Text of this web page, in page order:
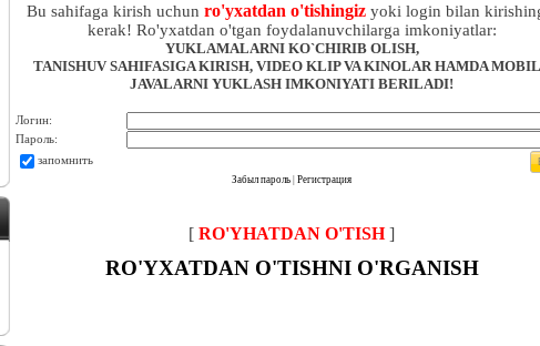
Bu sahifaga kirish uchun ro'yxatdan o'tishingizyoki login bilan
kerak! Ro'yxatdan o'tgan foydalanuvchilarga imkoniyatlar:
YUKLAMALARNI KO`CHIRIB OLISH,
TANISHUV SAHIFASIGA KIRISH, VIDEO KLIP VA KINOLAR HAMDA
JAVALARNI YUKLASH IMKONIYATI BERILADI!
Логин:
Пароль:
запомнить
Забыл пароль Регистрация
[ RO'YHATDAN O'TISH]
RO'YXATDAN O'TISHNI O'RGANISH